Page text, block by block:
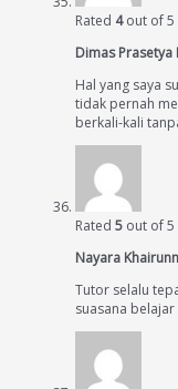
Rated 4out of 5
Dimas
Hal yang saya
tidak pernah
berkali-kali
Rated 5 out of 5
Nayara
Tutor selalu
suasana belajar